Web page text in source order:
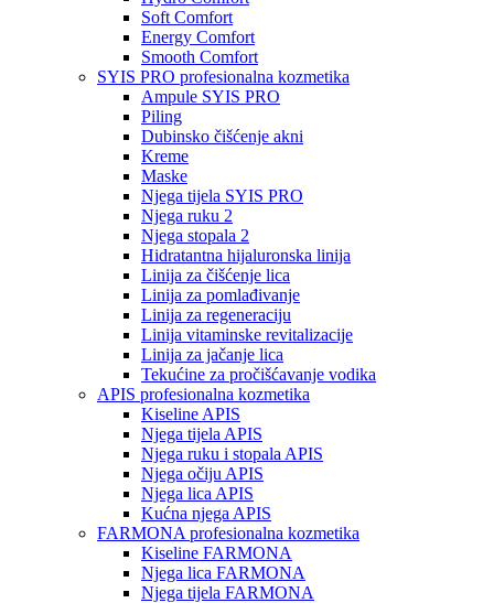
Soft Comfort
Energy Comfort
Smooth Comfort
SYIS PRO profesionalna kozmetika
Ampule SYIS PRO
Piling
Dubinsko čišćenje akni
Kreme
Maske
Njega tijela SYIS PRO
Njega ruku 2
Njega stopala 2
Hidratantna hijaluronska linija
Linija za čišćenje lica
Linija za pomlađivanje
Linija za regeneraciju
Linija vitaminske revitalizacije
Linija za jačanje lica
Tekućine za pročišćavanje vodika
APIS profesionalna kozmetika
Kiseline APIS
Njega tijela APIS
Njega ruku i stopala APIS
Njega očiju APIS
Njega lica APIS
Kućna njega APIS
FARMONA profesionalna kozmetika
Kiseline FARMONA
Njega lica FARMONA
Njega tijela FARMONA